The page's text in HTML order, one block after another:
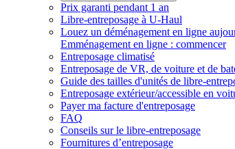
Prix garanti pendant 1 an
Libre-entreposage à U-Haul
Louez un déménagement en ligne
Emménagement en ligne : commencer
Entreposage climatisé
Entreposage de VR, de voiture et de
Guide des tailles d'unités de libre-
Entreposage extérieur/accessible en
Payer ma facture d'entreposage
FAQ
Conseils sur le libre-entreposage
Fournitures d’entreposage